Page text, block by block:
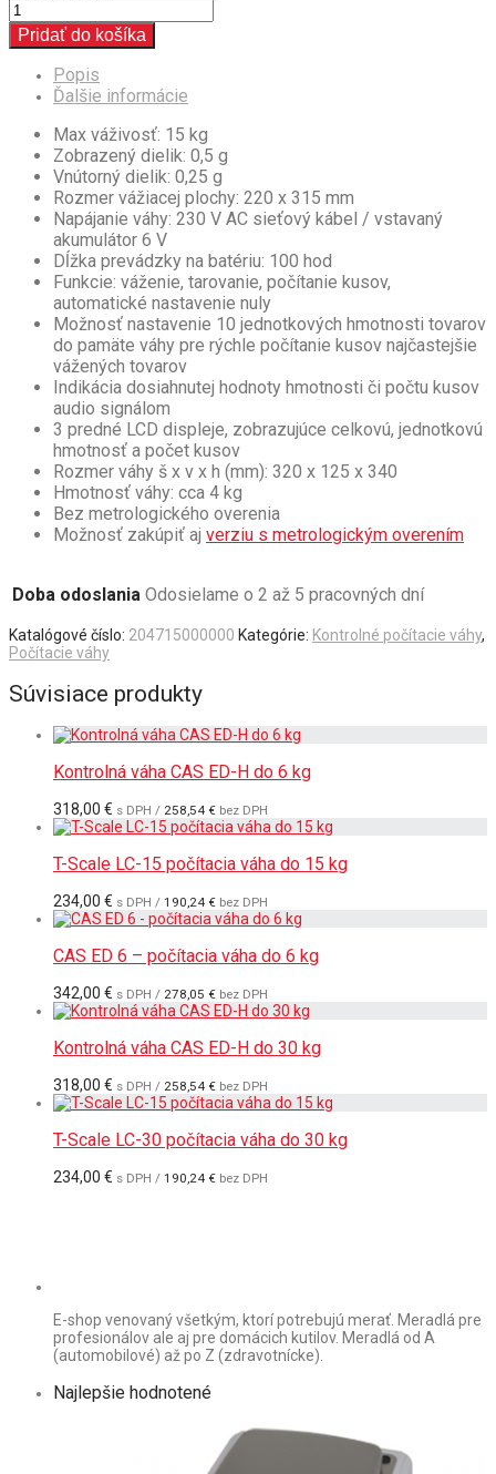
Pridať do košíka
Popis
Ďalšie informácie
Max váživosť: 15 kg
Zobrazený dielik: 0,5 g
Vnútorný dielik: 0,25 g
Rozmer vážiacej plochy: 220 x 315 mm
Napájanie váhy: 230 V AC sieťový kábel / vstavaný
akumulátor 6 V
Dĺžka prevádzky na batériu: 100 hod
Funkcie: váženie, tarovanie, počítanie kusov,
automatické nastavenie nuly
Možnosť nastavenie 10 jednotkových hmotnosti tovarov
do pamäte váhy pre rýchle počítanie kusov najčastejšie
vážených tovarov
Indikácia dosiahnutej hodnoty hmotnosti či počtu kusov
audio signálom
3 predné LCD displeje, zobrazujúce celkovú, jednotkovú
hmotnosť a počet kusov
Rozmer váhy š x v x h (mm): 320 x 125 x 340
Hmotnosť váhy: cca 4 kg
Bez metrologického overenia
Možnosť zakúpiť aj verziu s metrologickým overením
Doba odoslania Odosielame o 2 až 5 pracovných dní
Katalógové číslo: 204715000000 Kategórie: Kontrolné počítacie váhy,
Počítacie váhy
Súvisiace produkty
Kontrolná váha CAS ED-H do 6 kg
318,00 € s DPH / 258,54 € bez DPH
T-Scale LC-15 počítacia váha do 15 kg
234,00 € s DPH / 190,24 € bez DPH
CAS ED 6 – počítacia váha do 6 kg
342,00 € s DPH / 278,05 € bez DPH
Kontrolná váha CAS ED-H do 30 kg
318,00 € s DPH / 258,54 € bez DPH
T-Scale LC-30 počítacia váha do 30 kg
234,00 € s DPH / 190,24 € bez DPH
E-shop venovaný všetkým, ktorí potrebujú merať. Meradlá pre
profesionálov ale aj pre domácich kutilov. Meradlá od A
(automobilové) až po Z (zdravotnícke).
Najlepšie hodnotené